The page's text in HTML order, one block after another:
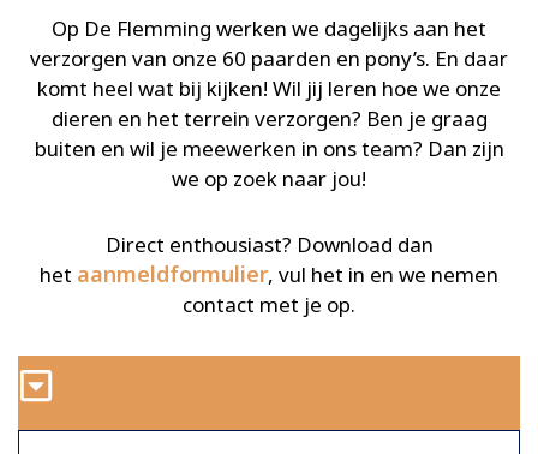
Op De Flemming werken we dagelijks aan het
verzorgen van onze 60 paarden en pony’s. En daar
komt heel wat bij kijken! Wil jij leren hoe we onze
dieren en het terrein verzorgen? Ben je graag
buiten en wil je meewerken in ons team? Dan zijn
we op zoek naar jou!
Direct enthousiast? Download dan
het aanmeldformulier, vul het in en we nemen
contact met je op.